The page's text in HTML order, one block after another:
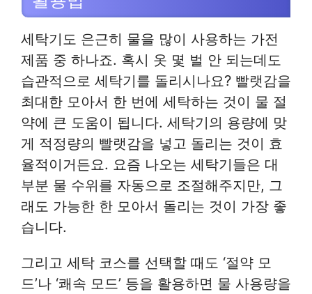
세탁기도 은근히 물을 많이 사용하는 가전
제품 중 하나죠. 혹시 옷 몇 벌 안 되는데도
습관적으로 세탁기를 돌리시나요? 빨랫감을
최대한 모아서 한 번에 세탁하는 것이 물 절
약에 큰 도움이 됩니다. 세탁기의 용량에 맞
게 적정량의 빨랫감을 넣고 돌리는 것이 효
율적이거든요. 요즘 나오는 세탁기들은 대
부분 물 수위를 자동으로 조절해주지만, 그
래도 가능한 한 모아서 돌리는 것이 가장 좋
습니다.
그리고 세탁 코스를 선택할 때도 ‘절약 모
드’나 ‘쾌속 모드’ 등을 활용하면 물 사용량을